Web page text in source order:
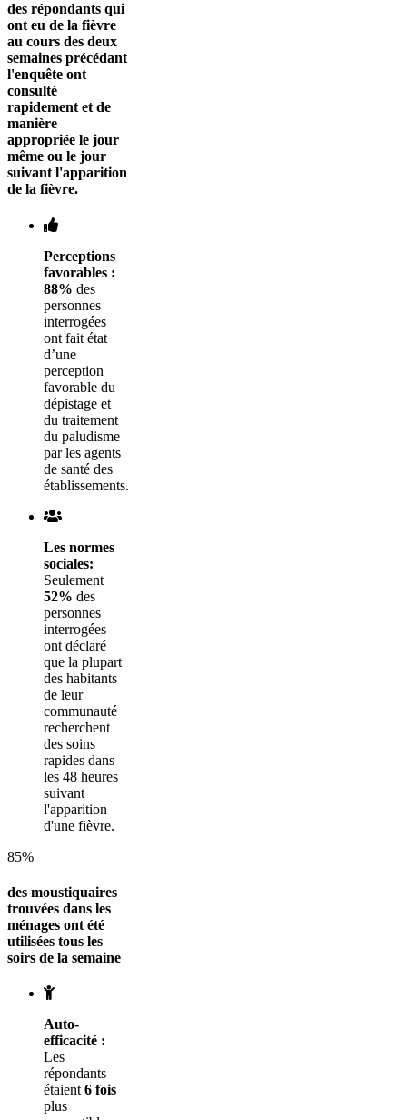
des répondants qui
ont eu de la fièvre
au cours des deux
semaines précédant
l'enquête ont
consulté
rapidement et de
manière
appropriée le jour
même ou le jour
suivant l'apparition
de la fièvre.
Perceptions
favorables :
88% des
personnes
interrogées
ont fait état
d’une
perception
favorable du
dépistage et
du traitement
du paludisme
par les agents
de santé des
établissements.
Les normes
sociales:
Seulement
52% des
personnes
interrogées
ont déclaré
que la plupart
des habitants
de leur
communauté
recherchent
des soins
rapides dans
les 48 heures
suivant
l'apparition
d'une fièvre.
85%
des moustiquaires
trouvées dans les
ménages ont été
utilisées tous les
soirs de la semaine
Auto-
efficacité :
Les
répondants
étaient 6 fois
plus